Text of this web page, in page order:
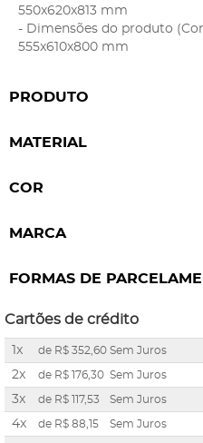
550x620x813 mm
- Dimensões do produto
555x610x800 mm
PRODUTO
MATERIAL
COR
MARCA
FORMAS DE
Cartões de crédito
1x de R$ 352,60 Sem Juros
2x de R$ 176,30 Sem Juros
3x de R$ 117,53 Sem Juros
4x de R$ 88,15 Sem Juros